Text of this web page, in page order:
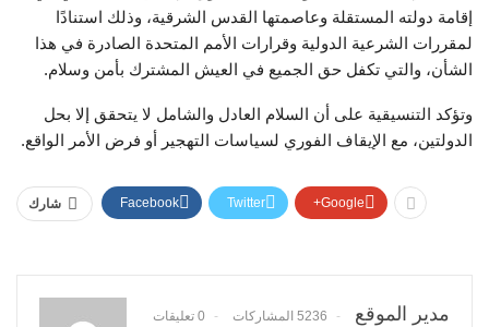
إقامة دولته المستقلة وعاصمتها القدس الشرقية، وذلك استنادًا
لمقررات الشرعية الدولية وقرارات الأمم المتحدة الصادرة في هذا
الشأن، والتي تكفل حق الجميع في العيش المشترك بأمن وسلام.
وتؤكد التنسيقية على أن السلام العادل والشامل لا يتحقق إلا بحل
الدولتين، مع الإيقاف الفوري لسياسات التهجير أو فرض الأمر الواقع.
شارك Facebook Twitter Google+
مدير الموقع 5236 المشاركات 0 تعليقات